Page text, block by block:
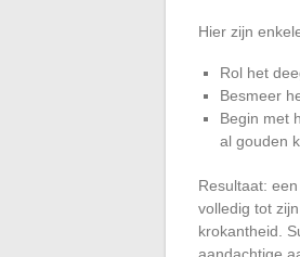
Hier zijn
Rol het
Besmeer
Begin met
al gouden
Resultaat:
volledig tot
krokantheid.